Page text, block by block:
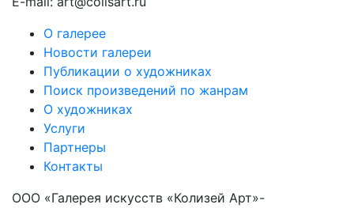
О галерее
Новости галереи
Публикации о художниках
Поиск произведений по жанрам
О художниках
Услуги
Партнеры
Контакты
ООО «Галерея искусств «Колизей Арт»-